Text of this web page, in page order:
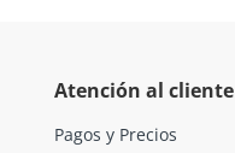
Atención al cliente
Pagos y Precios